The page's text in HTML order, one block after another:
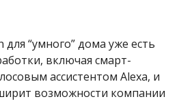
для “умного” дома уже есть
включая смарт-
ассистентом Alexa, и
возможности компании